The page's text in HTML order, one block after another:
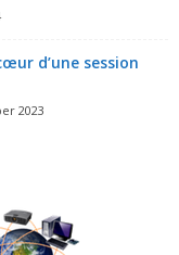
d’une session
2023